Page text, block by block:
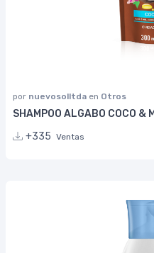
por nuevosolltda en Otros
SHAMPOO ALGABO COCO &
+335 Ventas